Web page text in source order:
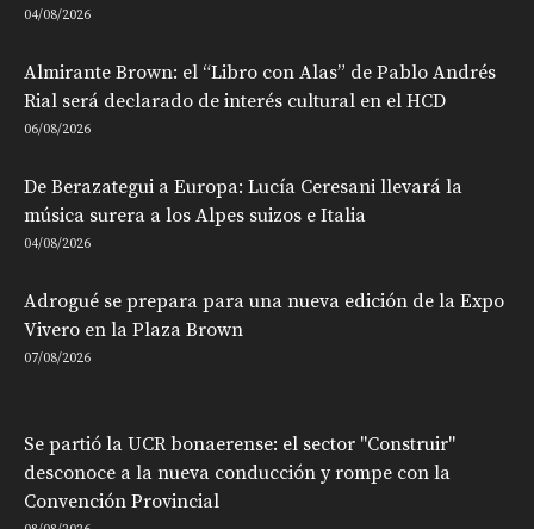
04/08/2026
Almirante Brown: el “Libro con Alas” de Pablo Andrés
Rial será declarado de interés cultural en el HCD
06/08/2026
De Berazategui a Europa: Lucía Ceresani llevará la
música surera a los Alpes suizos e Italia
04/08/2026
Adrogué se prepara para una nueva edición de la Expo
Vivero en la Plaza Brown
07/08/2026
Se partió la UCR bonaerense: el sector "Construir"
desconoce a la nueva conducción y rompe con la
Convención Provincial